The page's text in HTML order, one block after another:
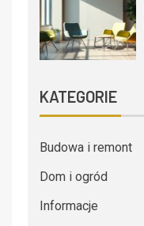
KATEGORIE
Budowa i remont
Dom i ogród
Informacje